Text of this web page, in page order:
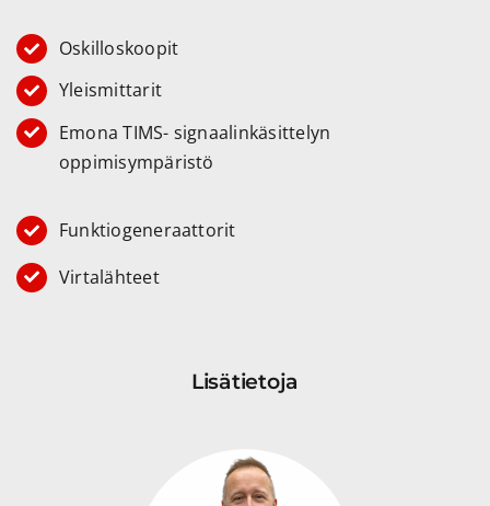
Oskilloskoopit
Yleismittarit
Emona TIMS- signaalinkäsittelyn
oppimisympäristö
Funktiogeneraattorit
Virtalähteet
Lisätietoja